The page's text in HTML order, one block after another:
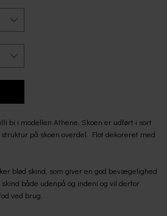
bi i modellen Athene. Skoen er udført i sort
på skoen overdel. Flot dekoreret med
blød skind, som giver en god bevægelighed
både udenpå og indeni og vil derfor
ved brug.